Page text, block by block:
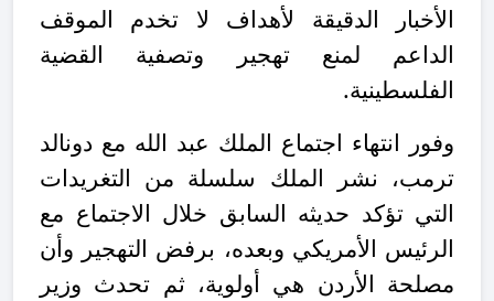
الأخبار الدقيقة لأهداف لا تخدم الموقف
الداعم لمنع تهجير وتصفية القضية
الفلسطينية.
وفور انتهاء اجتماع الملك عبد الله مع دونالد
ترمب، نشر الملك سلسلة من التغريدات
التي تؤكد حديثه السابق خلال الاجتماع مع
الرئيس الأمريكي وبعده، برفض التهجير وأن
مصلحة الأردن هي أولوية، ثم تحدث وزير